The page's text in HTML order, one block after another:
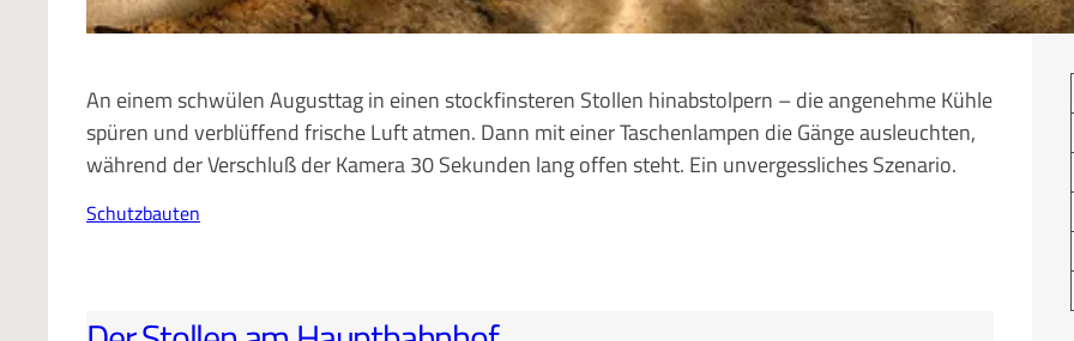
An einem schwülen Augusttag in einen stockfinsteren Stollen hinabstolpern – die angenehme Kühle
spüren und verblüffend frische Luft atmen. Dann mit einer Taschenlampen die Gänge ausleuchten,
während der Verschluß der Kamera 30 Sekunden lang offen steht. Ein unvergessliches Szenario.
Schutzbauten